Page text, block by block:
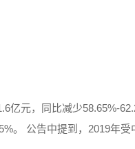
亿元，同比减少58.65%-
。 公告中提到，2019年